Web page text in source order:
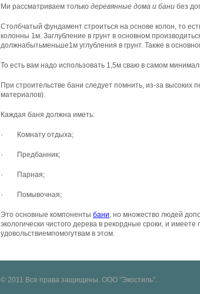
Ми рассматриваем только деревянные дома и бани без
Столбчатый фундамент строиться на основе колон, то
колонны 1м. Заглубление в грунт в основном
должнабытьменьше1м углубления в грунт. Также в
То есть вам надо использовать 1,5м сваю в самом
При строительстве бани следует помнить, из-за высоких
материалов).
Каждая баня должна иметь:
· Комнату отдыха;
· Предбанник;
· Парная;
· Помывочная;
Это основные компоненты бани, но множество людей
экологически чистого дерева в рекордные сроки, и имеете
удовольствиемпомогутвам в этом.
© 2011 Все права защищены. ООО "Экостиль".